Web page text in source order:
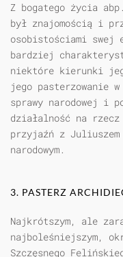
Z bogatego życia
był znajomością i
osobistościami swej
bardziej
niektóre kierunki
jego pasterzowanie
sprawy narodowej i
działalność na
przyjaźń z Juliuszem
narodowym.
3. PASTERZ
Najkrótszym, ale
najboleśniejszym,
Szczęsnego